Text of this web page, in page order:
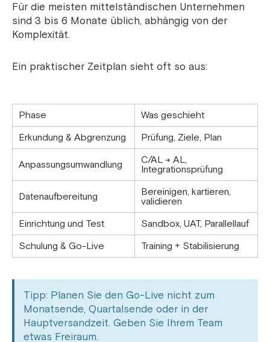
Für die meisten mittelständischen Unternehmen
sind 3 bis 6 Monate üblich, abhängig von der
Komplexität.
Ein praktischer Zeitplan sieht oft so aus:
Phase
Was geschieht
Erkundung & Abgrenzung
Prüfung, Ziele, Plan
Anpassungsumwandlung
C/AL → AL,
Integrationsprüfung
Datenaufbereitung
Bereinigen, kartieren,
validieren
Einrichtung und Test
Sandbox, UAT, Parallellauf
Schulung & Go-Live
Training + Stabilisierung
Tipp: Planen Sie den Go-Live nicht zum
Monatsende, Quartalsende oder in der
Hauptversandzeit. Geben Sie Ihrem Team
etwas Freiraum.